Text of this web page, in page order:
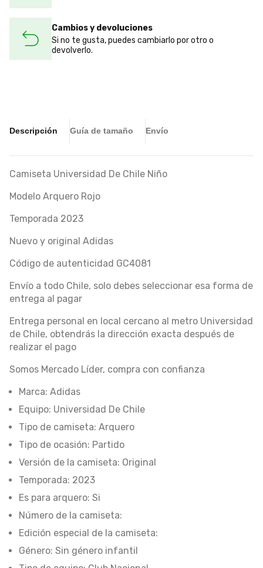
Cambios y devoluciones
Si no te gusta, puedes cambiarlo por otro o
devolverlo.
Descripción Guía de tamaño Envío
Camiseta Universidad De Chile Niño
Modelo Arquero Rojo
Temporada 2023
Nuevo y original Adidas
Código de autenticidad GC4081
Envío a todo Chile, solo debes seleccionar esa forma de
entrega al pagar
Entrega personal en local cercano al metro Universidad
de Chile, obtendrás la dirección exacta después de
realizar el pago
Somos Mercado Líder, compra con confianza
Marca: Adidas
Equipo: Universidad De Chile
Tipo de camiseta: Arquero
Tipo de ocasión: Partido
Versión de la camiseta: Original
Temporada: 2023
Es para arquero: Si
Número de la camiseta:
Edición especial de la camiseta:
Género: Sin género infantil